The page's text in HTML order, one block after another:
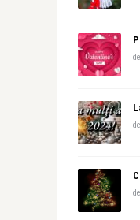
de
de
de